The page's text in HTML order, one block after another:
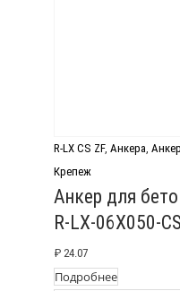
R-LX CS ZF, Анкера,
Крепеж
Анкер для
R-LX-06X050-
₽ 24.07
Подробнее